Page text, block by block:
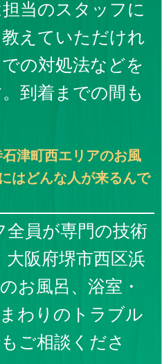
当のスタッフに
えていただけれ
の対処法などを
到着までの間も
津町西エリアのお風
はどんな人が来るんで
員が専門の技術
阪府堺市西区浜
お風呂、浴室・
わりのトラブル
ご相談くださ